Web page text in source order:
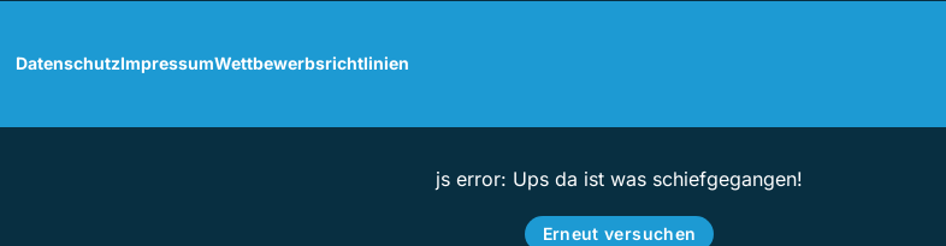
DatenschutzImpressumWettbewerbsrichtlinien
js error: Ups da ist was schiefgegangen!
Erneut versuchen